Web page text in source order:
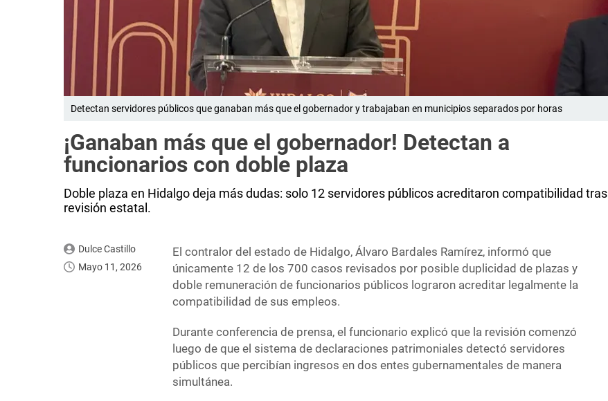
Detectan servidores públicos que ganaban más que el gobernador y trabajaban en municipios separados por horas
¡Ganaban más que el gobernador! Detectan a
funcionarios con doble plaza
Doble plaza en Hidalgo deja más dudas: solo 12 servidores públicos acreditaron compatibilidad tras
revisión estatal.
Dulce Castillo
Mayo 11, 2026
El contralor del estado de Hidalgo, Álvaro Bardales Ramírez, informó que
únicamente 12 de los 700 casos revisados por posible duplicidad de plazas y
doble remuneración de funcionarios públicos lograron acreditar legalmente la
compatibilidad de sus empleos.
Durante conferencia de prensa, el funcionario explicó que la revisión comenzó
luego de que el sistema de declaraciones patrimoniales detectó servidores
públicos que percibían ingresos en dos entes gubernamentales de manera
simultánea.